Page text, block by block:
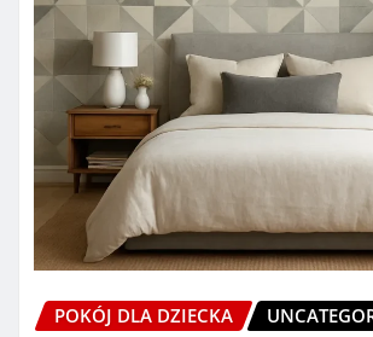
POKÓJ DLA DZIECKA